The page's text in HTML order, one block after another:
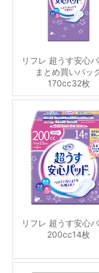
リフレ 超うす安心
まとめ買いパッ
170cc32枚
リフレ 超うす安心
200cc14枚